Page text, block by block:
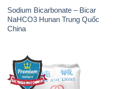
Sodium Bicarbonate – Bicar
NaHCO3 Hunan Trung Quốc
China